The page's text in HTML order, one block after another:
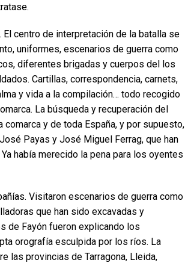
centro de interpretación de la batalla se
uniformes, escenarios de guerra como
diferentes brigadas y cuerpos del los
Cartillas, correspondencia, carnets,
y vida a la compilación… todo recogido
La búsqueda y recuperación del
y de toda España, y por supuesto,
Payas y José Miguel Ferrag, que han
había merecido la pena para los oyentes
Visitaron escenarios de guerra como
que han sido excavadas y
de Fayón fueron explicando los
orografía esculpida por los ríos. La
las provincias de Tarragona, Lleida,